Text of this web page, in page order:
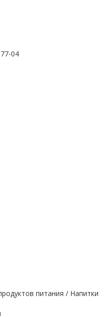
04
питания / Напитки